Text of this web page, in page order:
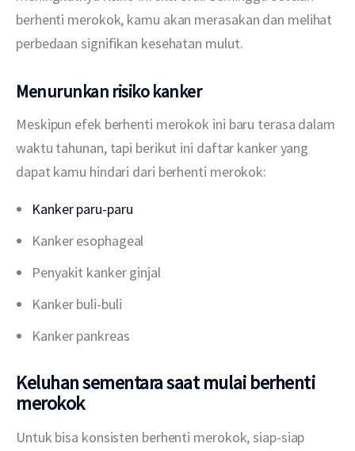
berhenti merokok, kamu akan merasakan dan melihat
perbedaan signifikan kesehatan mulut.
Menurunkan risiko kanker
Meskipun efek berhenti merokok ini baru terasa dalam
waktu tahunan, tapi berikut ini daftar kanker yang
dapat kamu hindari dari berhenti merokok:
Kanker paru-paru
Kanker esophageal
Penyakit kanker ginjal
Kanker buli-buli
Kanker pankreas
Keluhan sementara saat mulai berhenti
merokok
Untuk bisa konsisten berhenti merokok, siap-siap